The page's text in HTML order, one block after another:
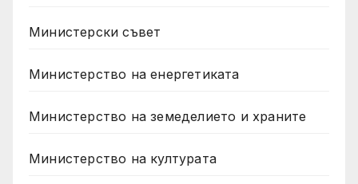
Министерски съвет
Министерство на енергетиката
Министерство на земеделието и храните
Министерство на културата